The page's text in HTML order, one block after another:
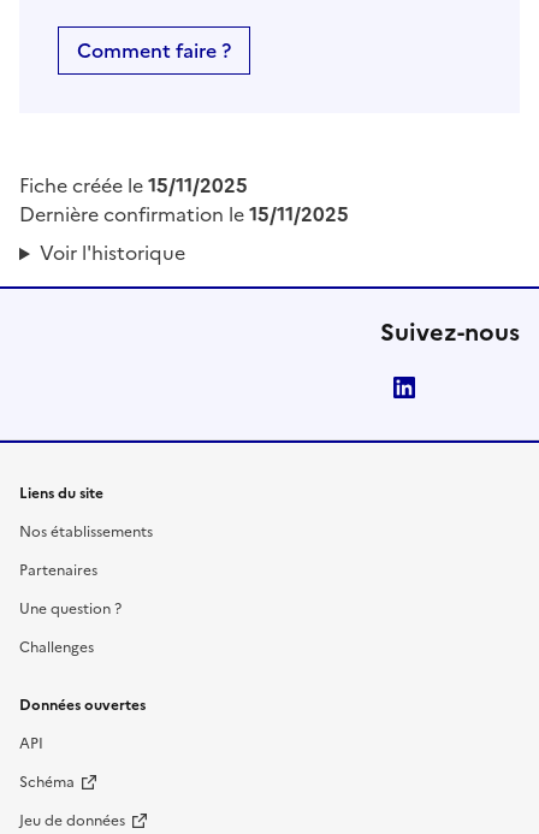
Comment faire ?
Fiche créée le15/11/2025
Dernière confirmation le15/11/2025
Voir l'historique
Suivez-nous
Liens du site
Nos établissements
Partenaires
Une question ?
Challenges
Données ouvertes
API
Schéma
Jeu de données